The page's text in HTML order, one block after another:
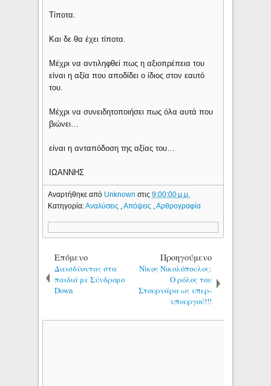
Τίποτα.
Και δε θα έχει τίποτα.
Μέχρι να αντιληφθεί πως η αξιοπρέπεια του
είναι η αξία που αποδίδει ο ίδιος στον εαυτό
του.
Μέχρι να συνειδητοποιήσει πως όλα αυτά που
βιώνει…
είναι η ανταπόδοση της αξίας του…
ΙΩΑΝΝΗΣ
Αναρτήθηκε από Unknownστις9:00:00 μ.μ.
Κατηγορία:Αναλύσεις ,Απόψεις ,Αρθρογραφία
Επόμενο
Διεισδύοντας στα
παιδιά με Σύνδρομο
Down
Προηγούμενο
Νίκος Νικολόπουλος:
Ο ρόλος του
Στουρνάρα ως υπερ-
υπουργού!!!